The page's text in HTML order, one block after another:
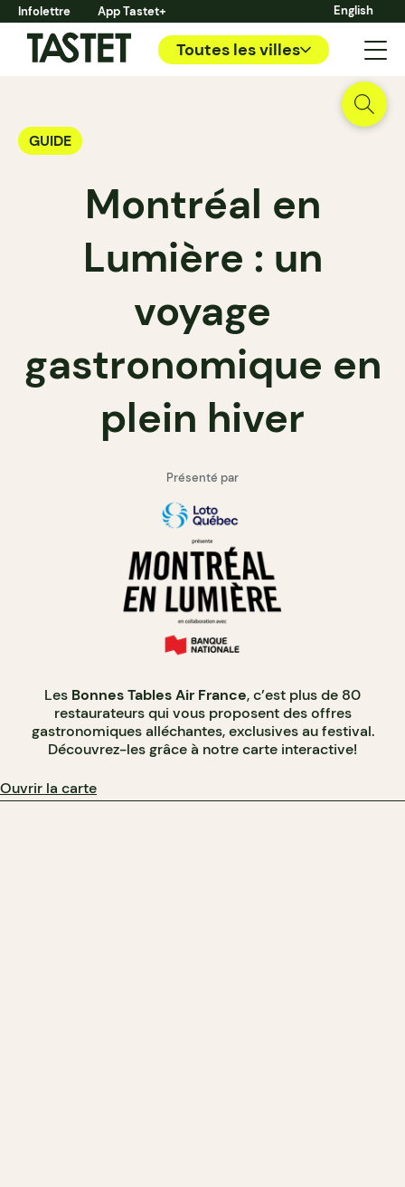
Infolettre App Tastet+ English
Toutes les villes
GUIDE
Montréal en
Lumière : un
voyage
gastronomique en
plein hiver
Présenté par
Les Bonnes Tables Air France, c’est plus de 80
restaurateurs qui vous proposent des offres
gastronomiques alléchantes, exclusives au festival.
Découvrez-les grâce à notre carte interactive!
Ouvrir la carte